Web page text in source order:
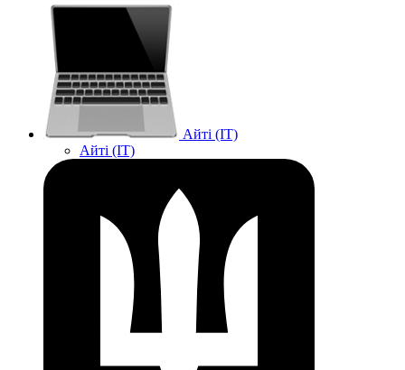
Айті (IT)
Айті (IT)